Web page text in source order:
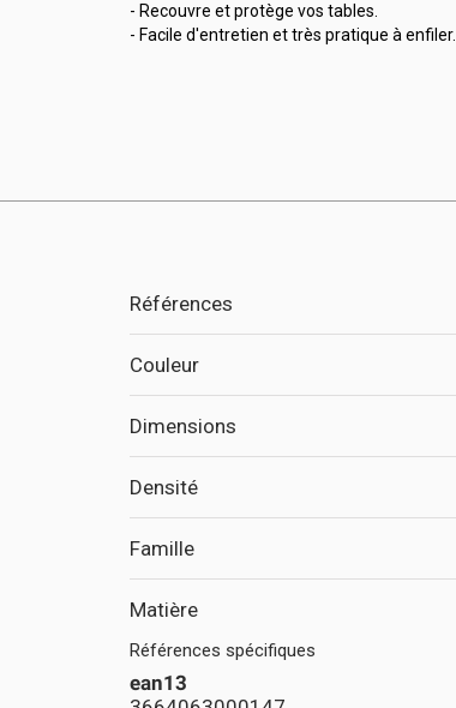
- Recouvre et protège vos tables.
- Facile d'entretien et très pratique à enfiler.
Références
Couleur
Dimensions
Densité
Famille
Matière
Références spécifiques
ean13